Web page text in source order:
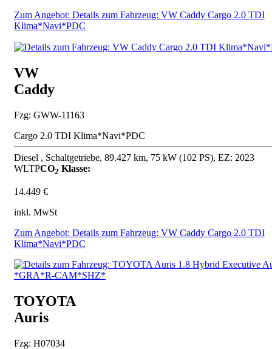
Zum Angebot: Details zum Fahrzeug: VW Caddy Cargo 2.0 TDI
Klima*Navi*PDC
VW
Caddy
Fzg: GWW-11163
Cargo 2.0 TDI Klima*Navi*PDC
Diesel , Schaltgetriebe, 89.427 km, 75 kW (102 PS), EZ: 2023
WLTPCO2 Klasse:
14.449 €
inkl. MwSt
Zum Angebot: Details zum Fahrzeug: VW Caddy Cargo 2.0 TDI
Klima*Navi*PDC
TOYOTA
Auris
Fzg: H07034